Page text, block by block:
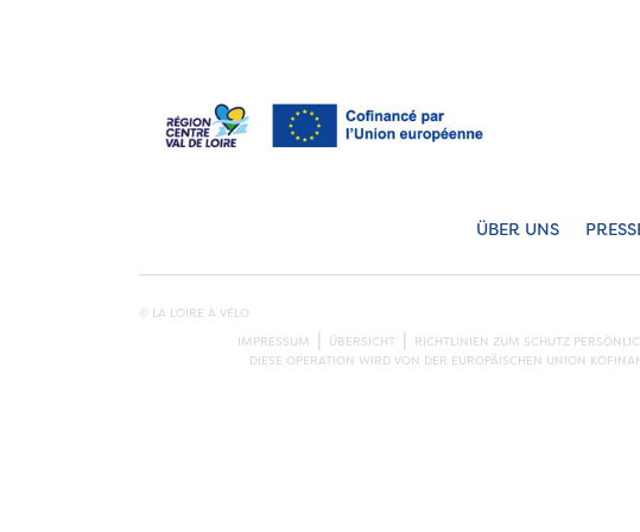
ÜBER UNS
© LA LOIRE À VÉLO
IMPRESSUM
ÜBERSICHT RICHTLINIEN ZUM SCHUTZ
DIESE OPERATION WIRD VON DER EUROPÄISCHEN UNION